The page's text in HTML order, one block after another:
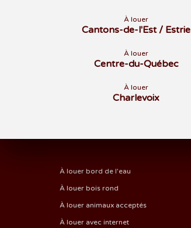
À louer
Cantons-de-l'Est / Estrie
À louer
Centre-du-Québec
À louer
Charlevoix
À louer bord de l'eau
À louer bois rond
À louer animaux acceptés
À louer avec internet